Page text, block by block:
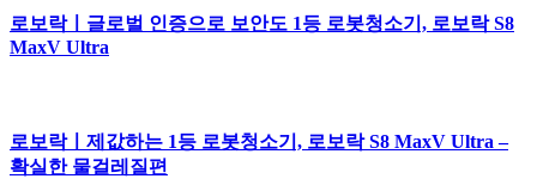
로보락ㅣ글로벌 인증으로 보안도 1등 로봇청소기, 로보락 S8
MaxV Ultra
로보락ㅣ제값하는 1등 로봇청소기, 로보락 S8 MaxV Ultra –
확실한 물걸레질편